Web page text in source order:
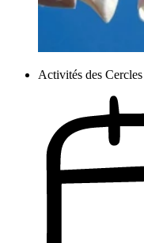
Activités des Cercles